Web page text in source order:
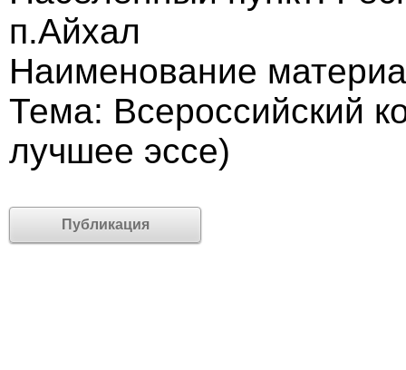
п.Айхал
Наименование
Тема: Всероссийский
лучшее эссе)
Публикация